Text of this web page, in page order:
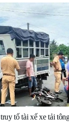
tố tài xế xe tải